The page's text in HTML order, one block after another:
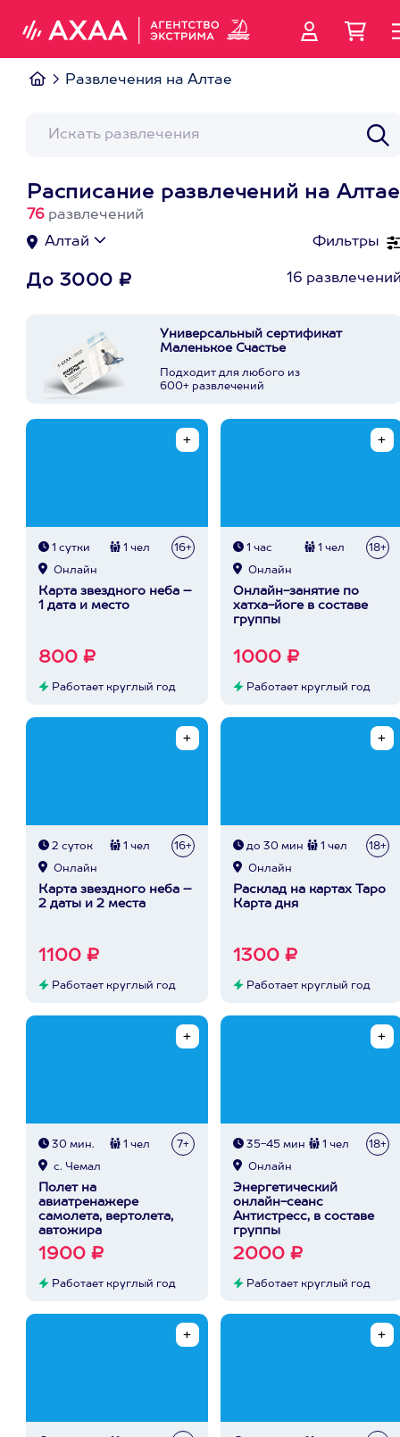
Развлечения на Алтае
Расписание развлечений на Алтае
76 развлечений
Фильтры
Алтай
До 3000 ₽ 16
Универсальный сертификат
Маленькое Счастье
Подходит для любого из
600+ развлечений
1 сутки 1 чел 16+
Онлайн
Карта звездного неба –
1 дата и место
800 ₽
Работает круглый год
1 час 1 чел 18+
Онлайн
Онлайн-занятие по
хатха-йоге в составе
группы
1000 ₽
Работает круглый год
2 суток 1 чел 16+
Онлайн
Карта звездного неба –
2 даты и 2 места
1100 ₽
Работает круглый год
до 30 мин 1 чел 18+
Онлайн
Расклад на картах Таро
Карта дня
1300 ₽
Работает круглый год
30 мин. 1 чел 7+
с. Чемал
Полет на
авиатренажере
самолета, вертолета,
автожира
1900 ₽
Работает круглый год
35-45 мин 1 чел 18+
Онлайн
Энергетический
онлайн-сеанс
Антистресс, в составе
группы
2000 ₽
Работает круглый год